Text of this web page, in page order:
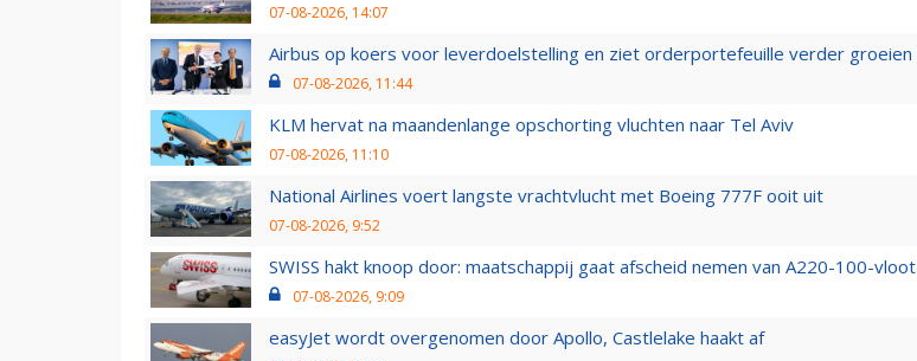
07-08-2026, 14:07
Airbus op koers voor leverdoelstelling en ziet orderportefeuille verder groeien
07-08-2026, 11:44
KLM hervat na maandenlange opschorting vluchten naar Tel Aviv
07-08-2026, 11:10
National Airlines voert langste vrachtvlucht met Boeing 777F ooit uit
07-08-2026, 9:52
SWISS hakt knoop door: maatschappij gaat afscheid nemen van A220-100-vloot
07-08-2026, 9:09
easyJet wordt overgenomen door Apollo, Castlelake haakt af